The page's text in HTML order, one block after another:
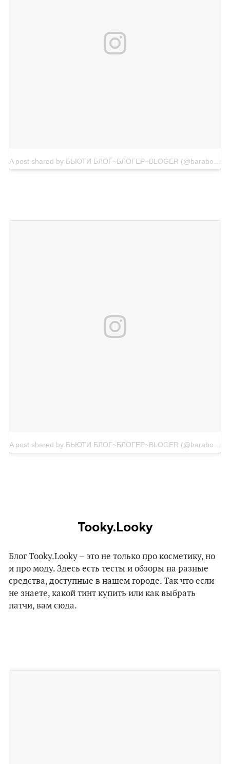
Tooky.Looky
Блог Tooky.Looky – это не только про косметику, но
и про моду. Здесь есть тесты и обзоры на разные
средства, доступные в нашем городе. Так что если
не знаете, какой тинт купить или как выбрать
патчи, вам сюда.